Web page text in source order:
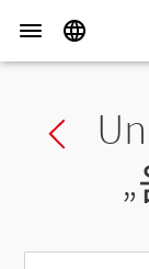
„